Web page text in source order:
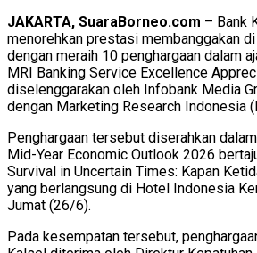
JAKARTA, SuaraBorneo.com – Bank
menorehkan prestasi membanggakan
dengan meraih 10 penghargaan dalam
MRI Banking Service Excellence
diselenggarakan oleh Infobank Media
dengan Marketing Research Indonesia
Penghargaan tersebut diserahkan
Mid-Year Economic Outlook 2026
Survival in Uncertain Times: Kapan
yang berlangsung di Hotel Indonesia
Jumat (26/6).
Pada kesempatan tersebut,